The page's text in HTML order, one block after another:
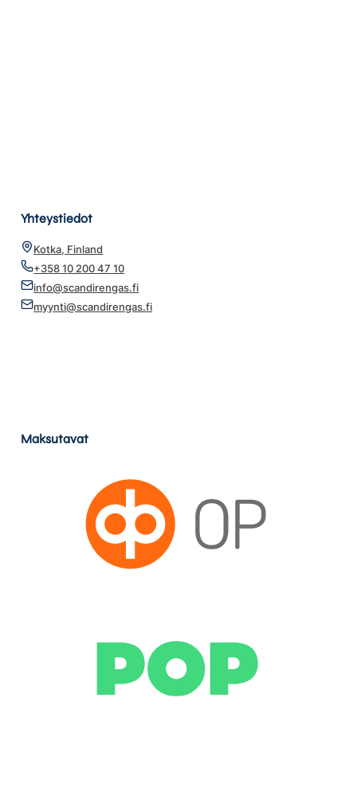
Yhteystiedot
Kotka, Finland
+358 10 200 47 10
info@scandirengas.fi
myynti@scandirengas.fi
Maksutavat